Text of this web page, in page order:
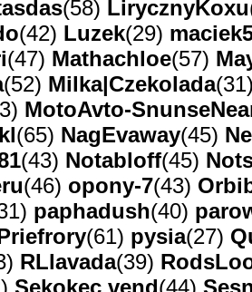
(58) LirycznyKoxu
(42) Luzek(29)
(47) Mathachloe(57)
(52) Milka|Czekolada
MotoAvto-
(65) NagEvaway(45)
(43) Notabloff(45)
(46) opony-7(43)
paphadush(40)
(61) pysia(27)
RLlavada(39)
Sekokec vend(44)